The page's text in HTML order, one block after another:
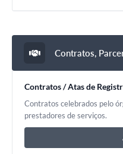
Contratos,
Contratos / Atas de
Contratos celebrados pelo
prestadores de serviços.